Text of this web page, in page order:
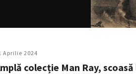
Aprilie 2024
colecție Man Ray,